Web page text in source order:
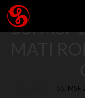
55. MSF
55. MSF